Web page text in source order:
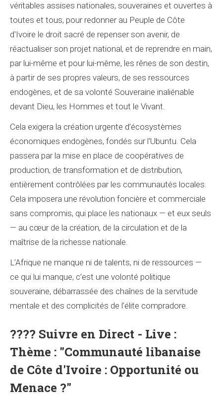
véritables assises nationales, souveraines et ouvertes à
toutes et tous, pour redonner au Peuple de Côte
d'Ivoire le droit sacré de repenser son avenir, de
réactualiser son projet national, et de reprendre en main,
par lui-même et pour lui-même, les rênes de son destin,
à partir de ses propres valeurs, de ses ressources
endogènes, et de sa volonté Souveraine inaliénable
devant Dieu, les Hommes et tout le Vivant.
Cela exigera la création urgente d’écosystèmes
économiques endogènes, fondés sur l'Ubuntu. Cela
passera par la mise en place de coopératives de
production, de transformation et de distribution,
entièrement contrôlées par les communautés locales.
Cela imposera une révolution foncière et commerciale
sans compromis, qui place les nationaux — et eux seuls
— au cœur de la création, de la circulation et de la
maîtrise de la richesse nationale.
L’Afrique ne manque ni de talents, ni de ressources —
ce qui lui manque, c’est une volonté politique
souveraine, débarrassée des chaînes de la servitude
mentale et des complicités de l’élite compradore.
???? Suivre en Direct - Live :
Thème : "Communauté libanaise
de Côte d'Ivoire : Opportunité ou
Menace ?"